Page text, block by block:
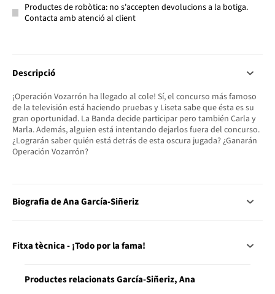
Productes de robòtica: no s'accepten devolucions a la botiga.
Contacta amb atenció al client
Descripció
¡Operación Vozarrón ha llegado al cole! Sí, el concurso más famoso
de la televisión está haciendo pruebas y Liseta sabe que ésta es su
gran oportunidad. La Banda decide participar pero también Carla y
Marla. Además, alguien está intentando dejarlos fuera del concurso.
¿Lograrán saber quién está detrás de esta oscura jugada? ¿Ganarán
Operación Vozarrón?
Biografia de Ana García-Siñeriz
Fitxa tècnica - ¡Todo por la fama!
Productes relacionats García-Siñeriz, Ana